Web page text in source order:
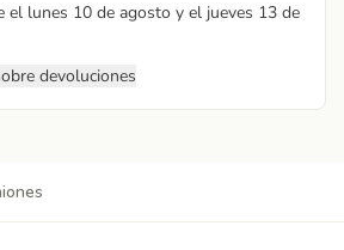
el lunes 10 de agosto y el jueves 13 de
devoluciones